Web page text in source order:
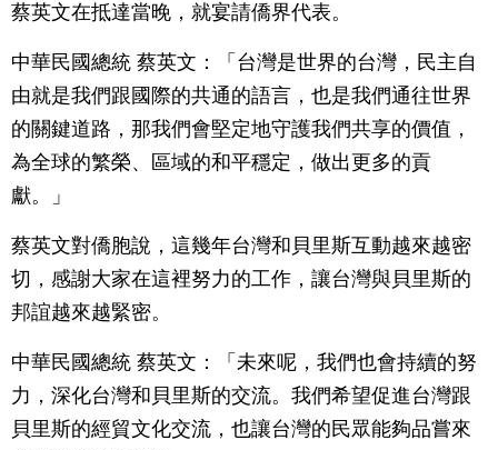
蔡英文在抵達當晚，就宴請僑界代表。
中華民國總統 蔡英文：「台灣是世界的台灣，民主自
由就是我們跟國際的共通的語言，也是我們通往世界
的關鍵道路，那我們會堅定地守護我們共享的價值，
為全球的繁榮、區域的和平穩定，做出更多的貢
獻。」
蔡英文對僑胞說，這幾年台灣和貝里斯互動越來越密
切，感謝大家在這裡努力的工作，讓台灣與貝里斯的
邦誼越來越緊密。
中華民國總統 蔡英文：「未來呢，我們也會持續的努
力，深化台灣和貝里斯的交流。我們希望促進台灣跟
貝里斯的經貿文化交流，也讓台灣的民眾能夠品嘗來